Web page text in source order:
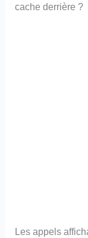
cache derrière ?
Les appels